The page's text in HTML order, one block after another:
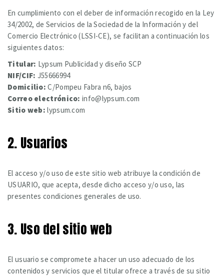
En cumplimiento con el deber de información recogido en la Ley
34/2002, de Servicios de la Sociedad de la Información y del
Comercio Electrónico (LSSI-CE), se facilitan a continuación los
siguientes datos:
Titular: Lypsum Publicidad y diseño SCP
NIF/CIF: J55666994
Domicilio: C/Pompeu Fabra n6, bajos
Correo electrónico: info@lypsum.com
Sitio web: lypsum.com
2. Usuarios
El acceso y/o uso de este sitio web atribuye la condición de
USUARIO, que acepta, desde dicho acceso y/o uso, las
presentes condiciones generales de uso.
3. Uso del sitio web
El usuario se compromete a hacer un uso adecuado de los
contenidos y servicios que el titular ofrece a través de su sitio